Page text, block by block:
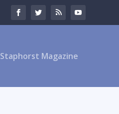
Staphorst Magazine